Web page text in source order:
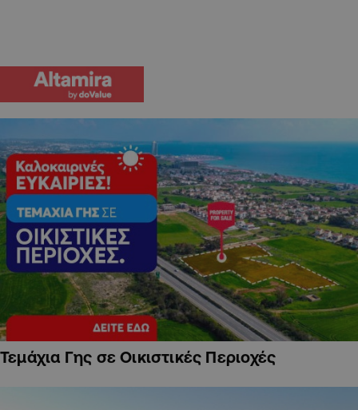
Τεμάχια Γης σε Οικιστικές Περιοχές